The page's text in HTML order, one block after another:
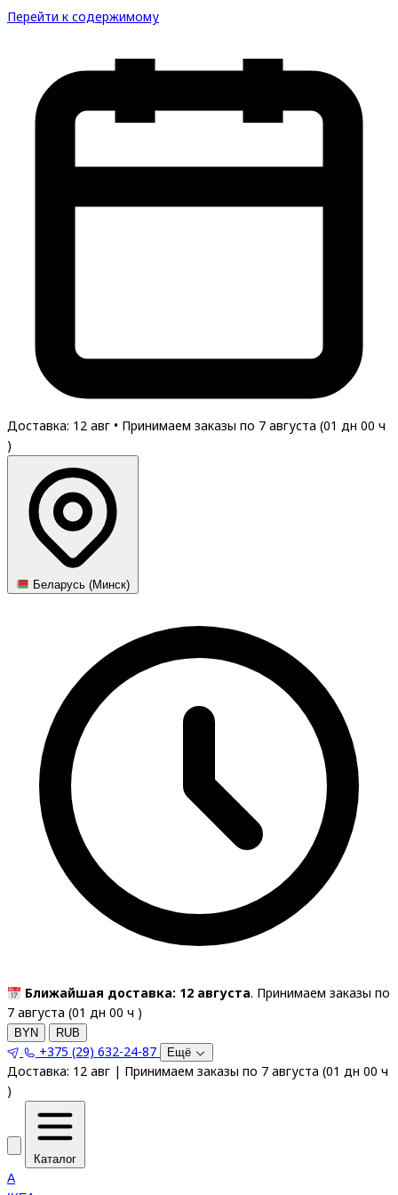
Перейти к содержимому
Доставка: 12 авг • Принимаем заказы по 7 августа (01 дн 00 ч
)
Беларусь (Минск)
Ближайшая доставка: 12 августа. Принимаем заказы по
7 августа (01 дн 00 ч )
BYN RUB
+375 (29) 632-24-87 Ещё
Доставка: 12 авг | Принимаем заказы по 7 августа (01 дн 00 ч
)
Каталог
A